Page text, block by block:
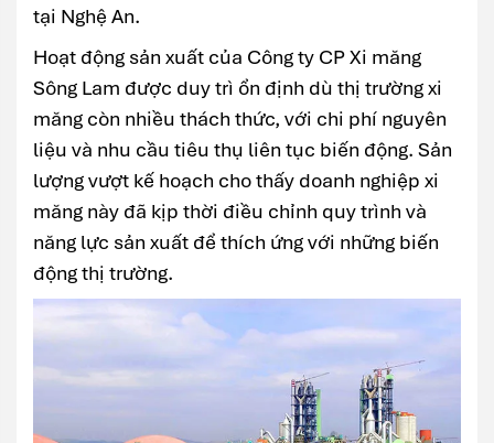
tại Nghệ An.
Hoạt động sản xuất của Công ty CP Xi măng
Sông Lam được duy trì ổn định dù thị trường xi
măng còn nhiều thách thức, với chi phí nguyên
liệu và nhu cầu tiêu thụ liên tục biến động. Sản
lượng vượt kế hoạch cho thấy doanh nghiệp xi
măng này đã kịp thời điều chỉnh quy trình và
năng lực sản xuất để thích ứng với những biến
động thị trường.